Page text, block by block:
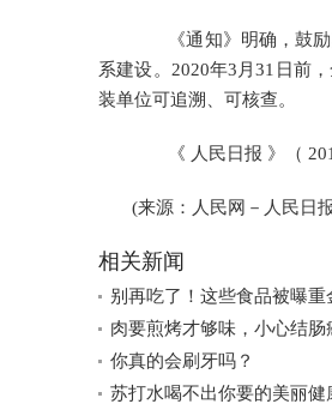
《通知》明确，鼓励
系建设。2020年3月31日前
装单位可追溯、可核查。
《 人民日报 》（
(来源：人民网－人民日
相关新闻
别再吃了！这些食品被曝重
肉要煎烤才够味，小心结肠
你真的会刷牙吗？
苏打水喝不出你要的美丽健